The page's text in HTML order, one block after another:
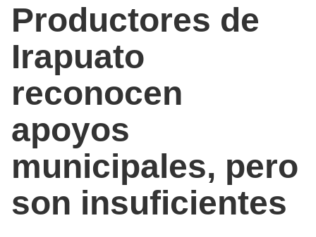
Productores de
Irapuato
reconocen
apoyos
municipales, pero
son insuficientes